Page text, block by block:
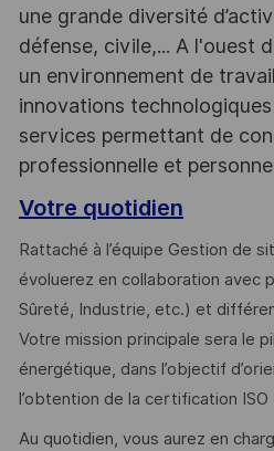
une grande diversité
défense, civile,... A l'ouest
un environnement de
innovations
services permettant de
professionnelle et
Votre quotidien
Rattaché à l’équipe Gestion de
évoluerez en collaboration avec
Sûreté, Industrie, etc.) et
Votre mission principale sera le
énergétique, dans l’objectif
l’obtention de la certification ISO
Au quotidien, vous aurez en